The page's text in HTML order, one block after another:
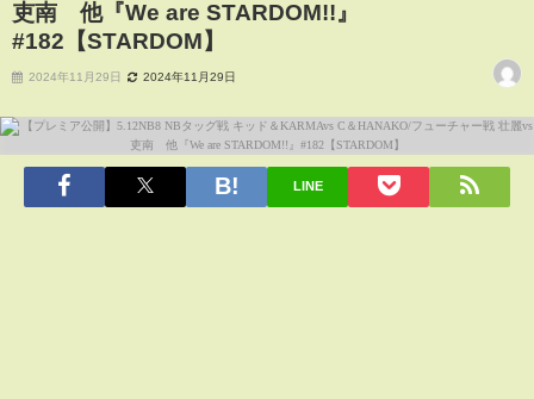
吏南 他『We are STARDOM!!』
#182【STARDOM】
2024年11月29日 2024年11月29日
LINE